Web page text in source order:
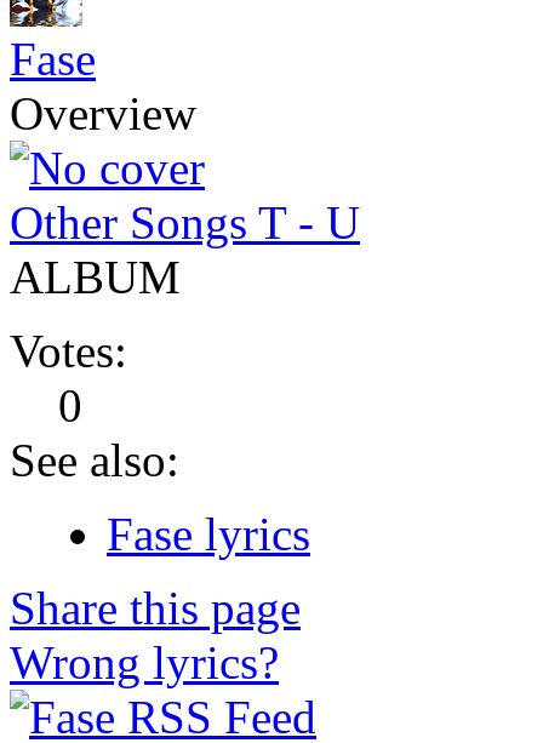
Fase
Overview
Other Songs T - U
ALBUM
Votes:
0
See also:
Fase lyrics
Share this page
Wrong lyrics?